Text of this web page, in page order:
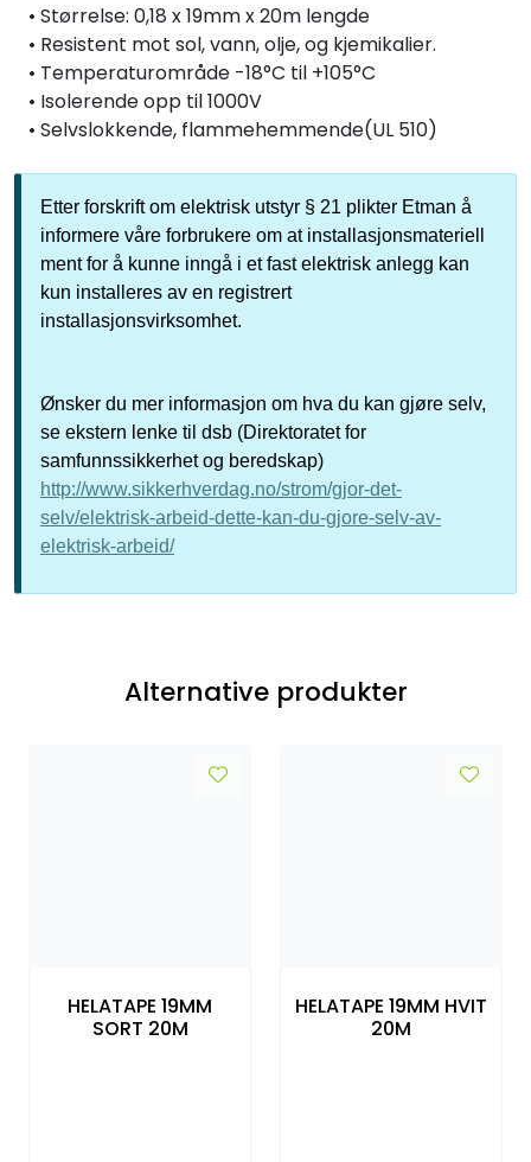
• Størrelse: 0,18 x 19mm x 20m lengde
• Resistent mot sol, vann, olje, og kjemikalier.
• Temperaturområde -18°C til +105°C
• Isolerende opp til 1000V
• Selvslokkende, flammehemmende(UL 510)
Etter forskrift om elektrisk utstyr § 21 plikter Etman å
informere våre forbrukere om at installasjonsmateriell
ment for å kunne inngå i et fast elektrisk anlegg kan
kun installeres av en registrert
installasjonsvirksomhet.
Ønsker du mer informasjon om hva du kan gjøre selv,
se ekstern lenke til dsb (Direktoratet for
samfunnssikkerhet og beredskap)
http://www.sikkerhverdag.no/strom/gjor-det-
selv/elektrisk-arbeid-dette-kan-du-gjore-selv-av-
elektrisk-arbeid/
Alternative produkter
HELATAPE 19MM
SORT 20M
HELATAPE 19MM HVIT
20M